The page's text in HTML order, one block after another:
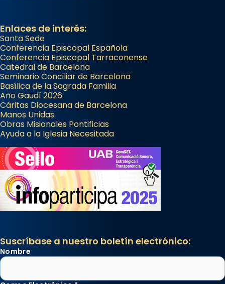
Enlaces de interés:
Santa Sede
Conferencia Episcopal Española
Conferencia Episcopal Tarraconense
Catedral de Barcelona
Seminario Conciliar de Barcelona
Basílica de la Sagrada Familia
Año Gaudí 2026
Cáritas Diocesana de Barcelona
Manos Unidas
Obras Misionales Pontificias
Ayuda a la Iglesia Necesitada
Suscríbase a nuestro boletín electrónico:
Nombre